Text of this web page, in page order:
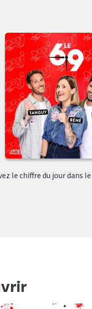
le chiffre du jour dans le